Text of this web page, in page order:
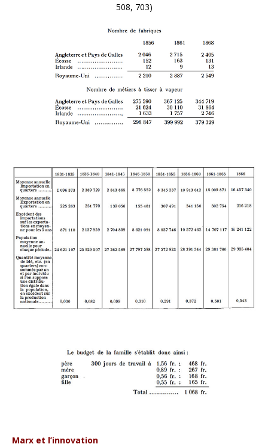
508, 703)
Marx et l’innovation